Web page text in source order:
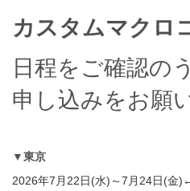
カスタムマクロ
日程をご確認の
申し込みをお願
▼東京
2026年7月22日(水)～7月24日(金